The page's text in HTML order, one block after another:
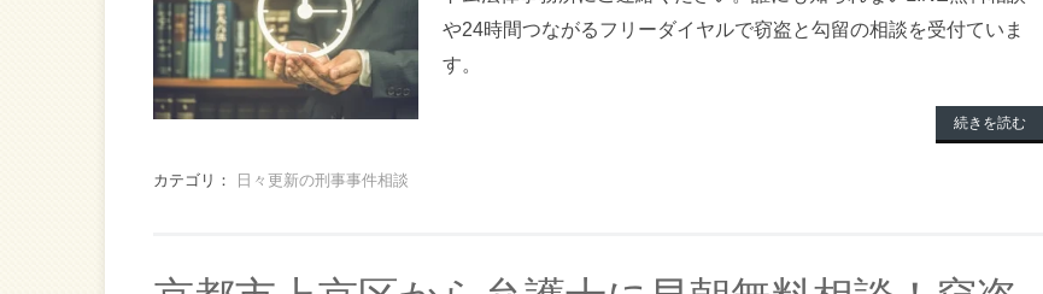
や24時間つながるフリーダイヤルで窃盗と勾留の相談を受付ていま
す。
続きを読む
カテゴリ： 日々更新の刑事事件相談